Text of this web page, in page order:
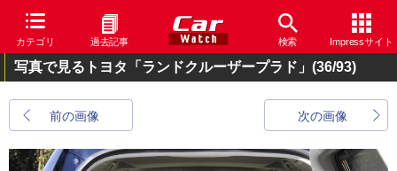
カテゴリ 過去記事 検索 Impressサイト
写真で見るトヨタ「ランドクルーザープラド」 (36/93)
前の画像 次の画像